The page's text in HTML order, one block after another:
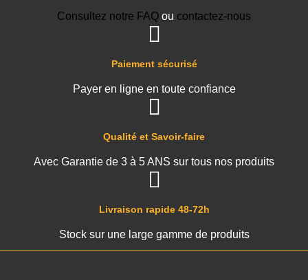
Livraison rapide 48-72h
Stock sur une large gamme de produits
Qualité et Savoir-faire
Avec Garantie de 3 à 5 ANS sur tous nos produits
Paiement sécurisé
Payer en ligne en toute confiance
Consultez notre FAQ ou contactez-nous